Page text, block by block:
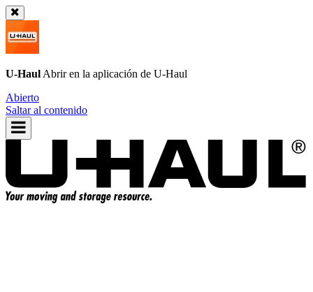
U-Haul Abrir en la aplicación de U-Haul
Abierto
Saltar al contenido